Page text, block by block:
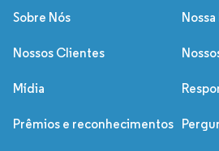
Sobre Nós
Nossos Clientes
Mídia
Prêmios e reconhecimentos